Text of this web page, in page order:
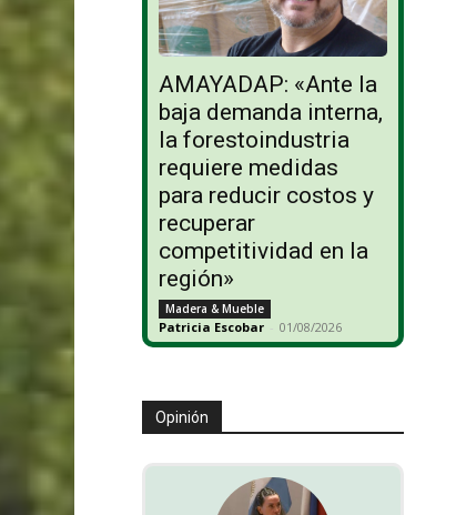
AMAYADAP: «Ante la
baja demanda interna,
la forestoindustria
requiere medidas
para reducir costos y
recuperar
competitividad en la
región»
Madera & Mueble
Patricia Escobar - 01/08/2026
Opinión